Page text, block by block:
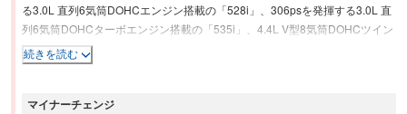
る3.0L 直列6気筒DOHCエンジン搭載の「528i」、306psを発揮する3.0L 直
列6気筒DOHCターボエンジン搭載の「535i」、4.4L V型8気筒DOHCツイン
ターボエンジン搭載の「550i」が設定された。エクステリアでは、先代モデ
ルよりひと回りサイズアップし、フロントのキドニーグリルを大型化、リア
アでは、センターコンソールをドライバー側に約7度向けて傾けた非対称デ
続きを読む
マイナーチェンジ